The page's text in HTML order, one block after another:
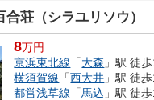
合荘（シラユリソウ）
8万円
京浜東北線 「大森 」駅 徒
横須賀線 「西大井 」駅 徒
都営浅草線 「馬込 」駅 徒